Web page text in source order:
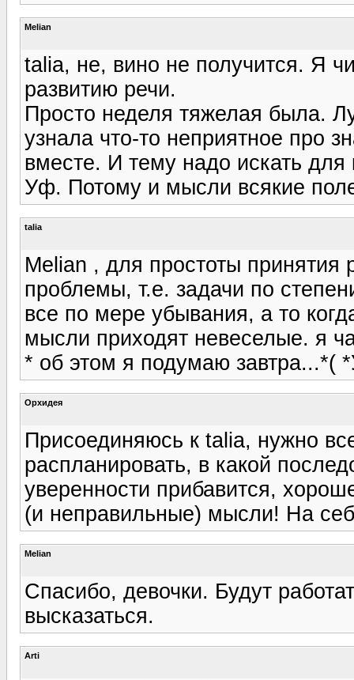
Melian
talia, не, вино не получится. Я
развитию речи.
Просто неделя тяжелая была.
узнала что-то неприятное про
вместе. И тему надо искать
Уф. Потому и мысли всякие
talia
Melian , для простоты
проблемы, т.е. задачи по
все по мере убывания, а то
мысли приходят невеселые. я
* об этом я подумаю завтра...*(
Орхидея
Присоединяюсь к talia, нужно
распланировать, в какой
уверенности прибавится,
(и неправильные) мысли! На
Melian
Спасибо, девочки. Будут
высказаться.
Arti